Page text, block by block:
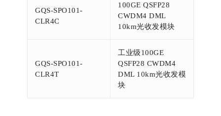
GQS-SPO101-
CLR4C
100GE QSFP28
CWDM4 DML
10km光收发模块
GQS-SPO101-
CLR4T
工业级100GE
QSFP28 CWDM4
DML 10km光收发模
块